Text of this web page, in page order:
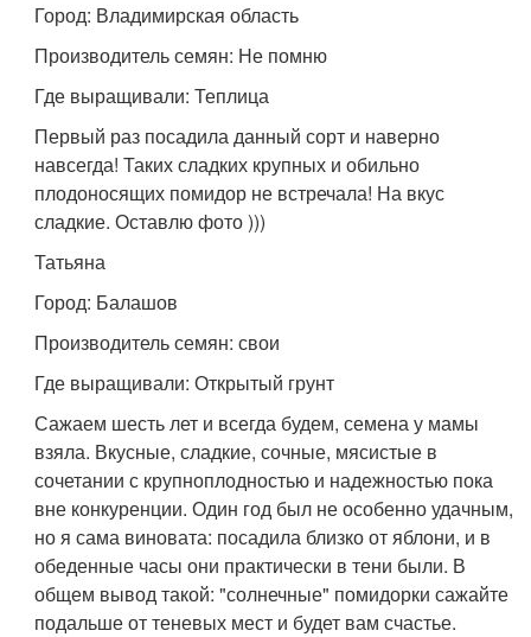
Город: Владимирская область
Производитель семян: Не помню
Где выращивали: Теплица
Первый раз посадила данный сорт и наверно
навсегда! Таких сладких крупных и обильно
плодоносящих помидор не встречала! На вкус
сладкие. Оставлю фото )))
Татьяна
Город: Балашов
Производитель семян: свои
Где выращивали: Открытый грунт
Сажаем шесть лет и всегда будем, семена у мамы
взяла. Вкусные, сладкие, сочные, мясистые в
сочетании с крупноплодностью и надежностью пока
вне конкуренции. Один год был не особенно удачным,
но я сама виновата: посадила близко от яблони, и в
обеденные часы они практически в тени были. В
общем вывод такой: "солнечные" помидорки сажайте
подальше от теневых мест и будет вам счастье.